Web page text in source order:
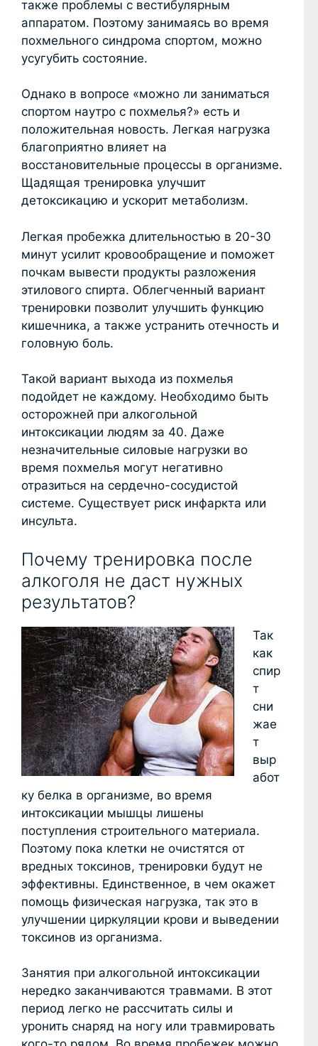
также проблемы с вестибулярным
аппаратом. Поэтому занимаясь во время
похмельного синдрома спортом, можно
усугубить состояние.
Однако в вопросе «можно ли заниматься
спортом наутро с похмелья?» есть и
положительная новость. Легкая нагрузка
благоприятно влияет на
восстановительные процессы в организме.
Щадящая тренировка улучшит
детоксикацию и ускорит метаболизм.
Легкая пробежка длительностью в 20-30
минут усилит кровообращение и поможет
почкам вывести продукты разложения
этилового спирта. Облегченный вариант
тренировки позволит улучшить функцию
кишечника, а также устранить отечность и
головную боль.
Такой вариант выхода из похмелья
подойдет не каждому. Необходимо быть
осторожней при алкогольной
интоксикации людям за 40. Даже
незначительные силовые нагрузки во
время похмелья могут негативно
отразиться на сердечно-сосудистой
системе. Существует риск инфаркта или
инсульта.
Почему тренировка после
алкоголя не даст нужных
результатов?
Так
как
спир
т
сни
жае
т
выр
абот
ку белка в организме, во время
интоксикации мышцы лишены
поступления строительного материала.
Поэтому пока клетки не очистятся от
вредных токсинов, тренировки будут не
эффективны. Единственное, в чем окажет
помощь физическая нагрузка, так это в
улучшении циркуляции крови и выведении
токсинов из организма.
Занятия при алкогольной интоксикации
нередко заканчиваются травмами. В этот
период легко не рассчитать силы и
уронить снаряд на ногу или травмировать